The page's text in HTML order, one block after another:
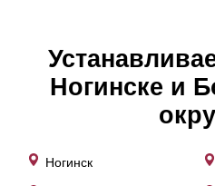
Ногинске и
Ногинск